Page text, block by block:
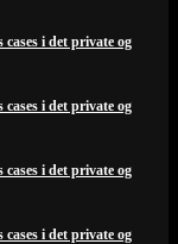
cases i det private og
cases i det private og
cases i det private og
cases i det private og